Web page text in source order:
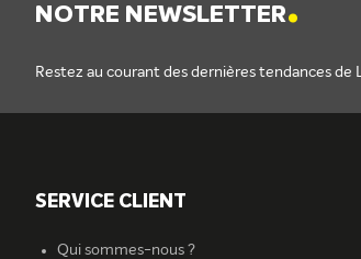
NOTRE NEWSLETTER
Restez au courant des dernières tendances de
SERVICE CLIENT
Qui sommes-nous ?